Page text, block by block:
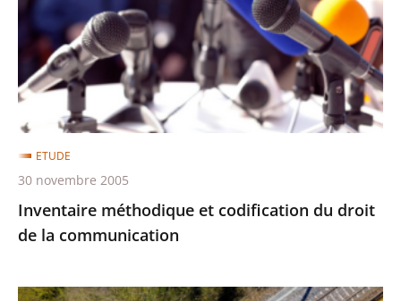
du
droit
de
la
communication
Inventaire méthodique et codification du droit
de la communication
ETUDE
30 novembre 2005